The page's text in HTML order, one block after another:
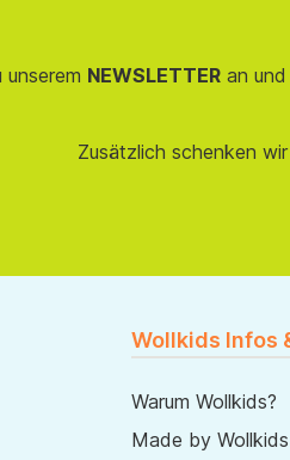
unserem NEWSLETTERan und
Zusätzlich schenken
Wollkids Infos
Warum Wollkids?
Made by Wollkids